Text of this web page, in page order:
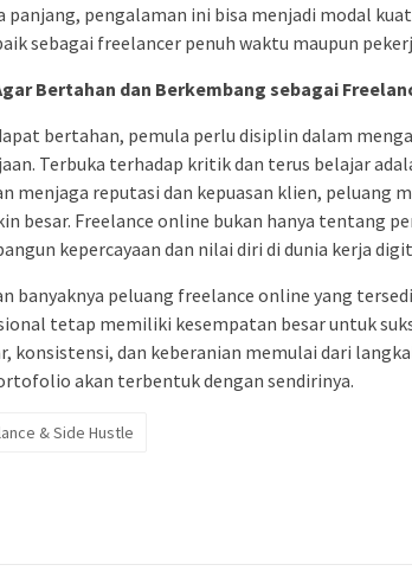
panjang, pengalaman ini bisa menjadi modal
sebagai freelancer penuh waktu maupun
Bertahan dan Berkembang sebagai
bertahan, pemula perlu disiplin dalam
Terbuka terhadap kritik dan terus belajar
menjaga reputasi dan kepuasan klien, peluang
besar. Freelance online bukan hanya tentang
kepercayaan dan nilai diri di dunia kerja
banyaknya peluang freelance online yang
tetap memiliki kesempatan besar untuk
konsistensi, dan keberanian memulai dari
akan terbentuk dengan sendirinya.
& Side Hustle